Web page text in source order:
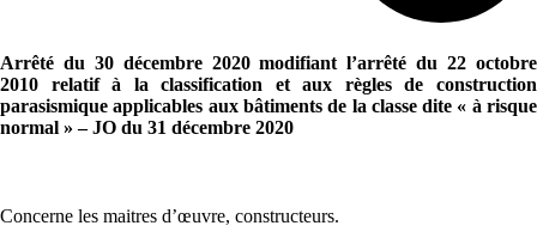
Arrêté du 30 décembre 2020 modifiant l’arrêté du 22 octobre
2010 relatif à la classification et aux règles de construction
parasismique applicables aux bâtiments de la classe dite « à risque
normal » – JO du 31 décembre 2020
Concerne les maitres d’œuvre, constructeurs.